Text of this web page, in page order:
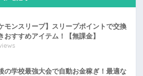
モンスリープ】スリープポイントで交換
おすすめアイテム！【無課金】
の学校最強大会で自動お金稼ぎ！最適な